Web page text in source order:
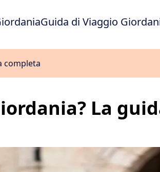
Guida di Viaggio
completa
La